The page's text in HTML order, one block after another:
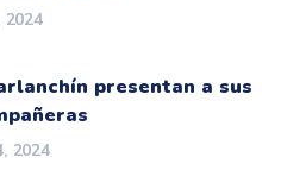
2024
presentan a sus
2024